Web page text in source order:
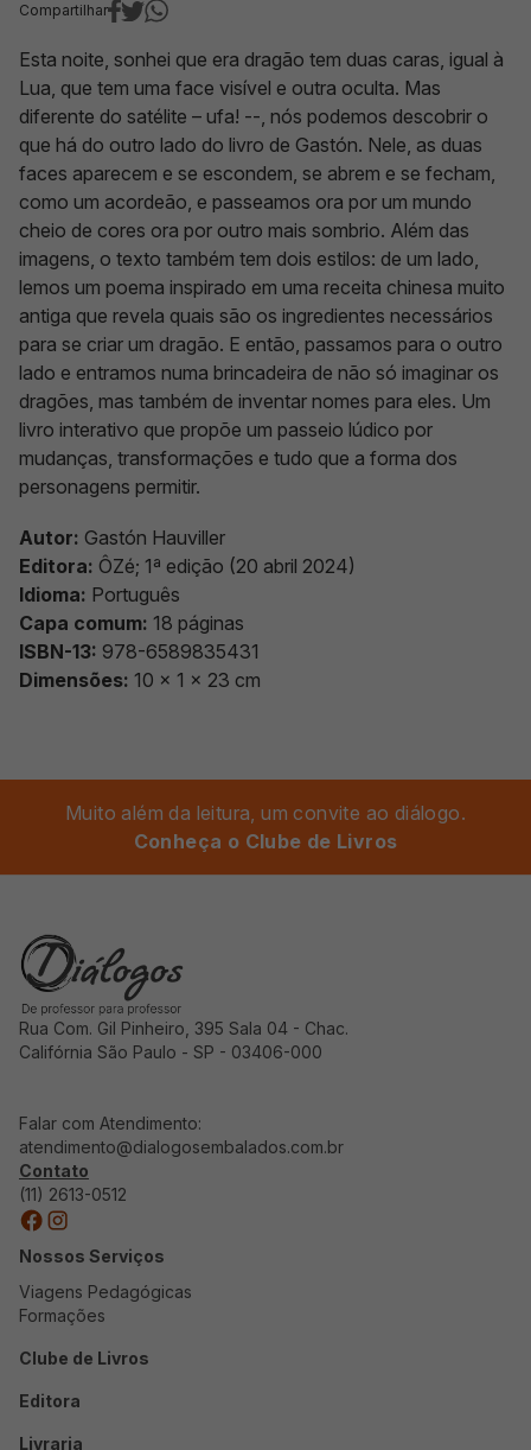
Esta noite, sonhei que era dragão tem duas caras, igual à
Lua, que tem uma face visível e outra oculta. Mas
diferente do satélite – ufa! --, nós podemos descobrir o
que há do outro lado do livro de Gastón. Nele, as duas
faces aparecem e se escondem, se abrem e se fecham,
como um acordeão, e passeamos ora por um mundo
cheio de cores ora por outro mais sombrio. Além das
imagens, o texto também tem dois estilos: de um lado,
lemos um poema inspirado em uma receita chinesa muito
antiga que revela quais são os ingredientes necessários
para se criar um dragão. E então, passamos para o outro
lado e entramos numa brincadeira de não só imaginar os
dragões, mas também de inventar nomes para eles. Um
livro interativo que propõe um passeio lúdico por
mudanças, transformações e tudo que a forma dos
personagens permitir.
Autor: Gastón Hauviller
Editora: ÔZé; 1ª edição (20 abril 2024)
Idioma: Português
Capa comum: 18 páginas
ISBN-13: 978-6589835431
Dimensões: ‎10 x 1 x 23 cm
Compartilhar
Muito além da leitura, um convite ao diálogo.
Conheça o Clube de Livros
Rua Com. Gil Pinheiro, 395 Sala 04 - Chac.
Califórnia São Paulo - SP - 03406-000
Falar com Atendimento:
atendimento@dialogosembalados.com.br
Contato
(11) 2613-0512
Nossos Serviços
Viagens Pedagógicas
Formações
Clube de Livros
Editora
Livraria